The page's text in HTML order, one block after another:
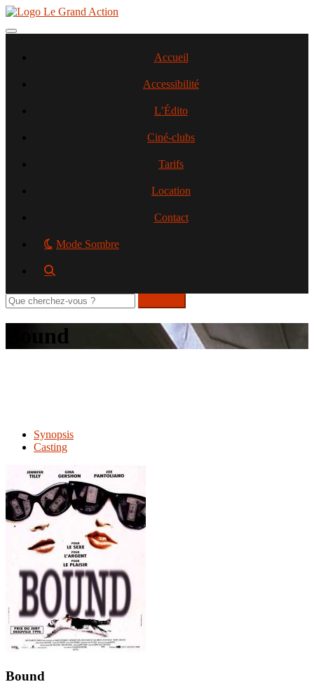
Aller
contenu
Toggle navigation
Accueil
Accessibilité
L’Édito
Ciné-clubs
Tarifs
Location
Contact
Mode Sombre
Rechercher
sur
le Bound
Synopsis
Casting
Bound